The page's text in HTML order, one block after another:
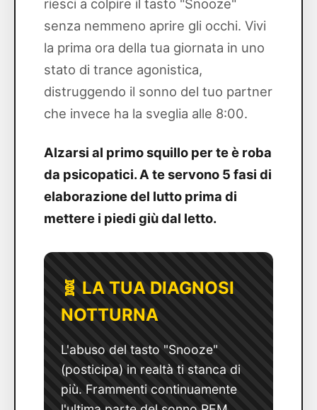
riesci a colpire il tasto "Snooze"
senza nemmeno aprire gli occhi. Vivi
la prima ora della tua giornata in uno
stato di trance agonistica,
distruggendo il sonno del tuo partner
che invece ha la sveglia alle 8:00.
Alzarsi al primo squillo per te è roba
da psicopatici. A te servono 5 fasi di
elaborazione del lutto prima di
mettere i piedi giù dal letto.
🧬 LA TUA DIAGNOSI
NOTTURNA
L'abuso del tasto "Snooze"
(posticipa) in realtà ti stanca di
più. Frammenti continuamente